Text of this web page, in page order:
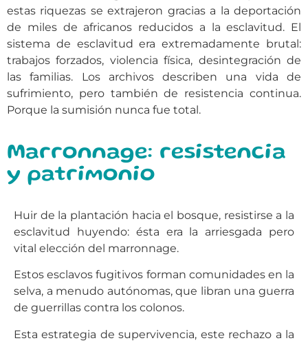
estas riquezas se extrajeron gracias a la deportación
de miles de africanos reducidos a la esclavitud. El
sistema de esclavitud era extremadamente brutal:
trabajos forzados, violencia física, desintegración de
las familias. Los archivos describen una vida de
sufrimiento, pero también de resistencia continua.
Porque la sumisión nunca fue total.
Marronnage: resistencia
y patrimonio
Huir de la plantación hacia el bosque, resistirse a la
esclavitud huyendo: ésta era la arriesgada pero
vital elección del marronnage.
Estos esclavos fugitivos forman comunidades en la
selva, a menudo autónomas, que libran una guerra
de guerrillas contra los colonos.
Esta estrategia de supervivencia, este rechazo a la